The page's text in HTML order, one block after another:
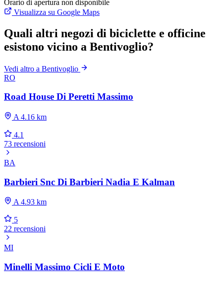
Orario di apertura non disponibile
Visualizza su Google Maps
Quali altri negozi di biciclette e officine
esistono vicino a Bentivoglio?
Vedi altro a Bentivoglio
RO
Road House Di Peretti Massimo
A 4.16 km
4.1
73 recensioni
BA
Barbieri Snc Di Barbieri Nadia E Kalman
A 4.93 km
5
22 recensioni
MI
Minelli Massimo Cicli E Moto